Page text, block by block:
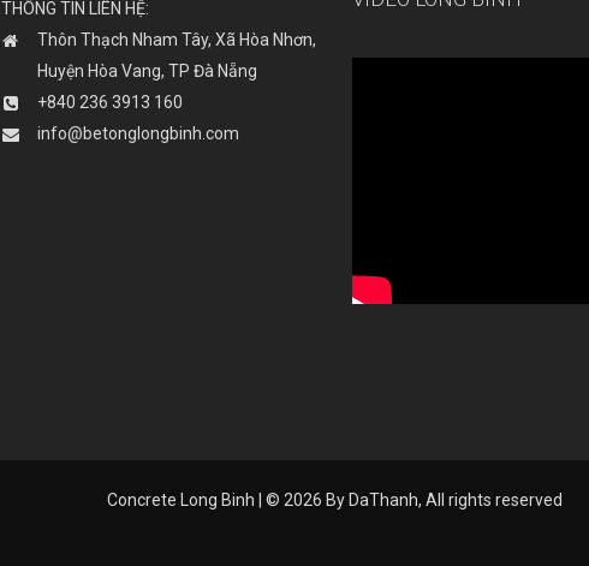
THÔNG TIN LIÊN HỆ:
Thôn Thạch Nham Tây, Xã Hòa Nhơn,
Huyện Hòa Vang, TP Đà Nẵng
+840 236 3913 160
info@betonglongbinh.com
Concrete Long Binh | © 2026 By DaThanh, All rights reserved